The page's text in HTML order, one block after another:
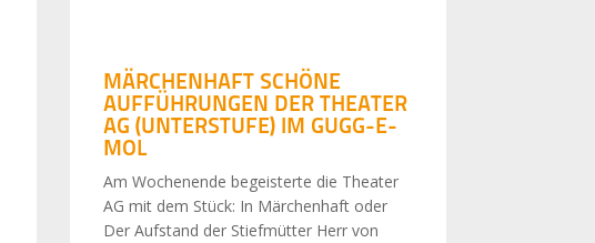
MÄRCHENHAFT SCHÖNE
AUFFÜHRUNGEN DER THEATER
AG (UNTERSTUFE) IM GUGG-E-
MOL
Am Wochenende begeisterte die Theater
AG mit dem Stück: In Märchenhaft oder
Der Aufstand der Stiefmütter Herr von